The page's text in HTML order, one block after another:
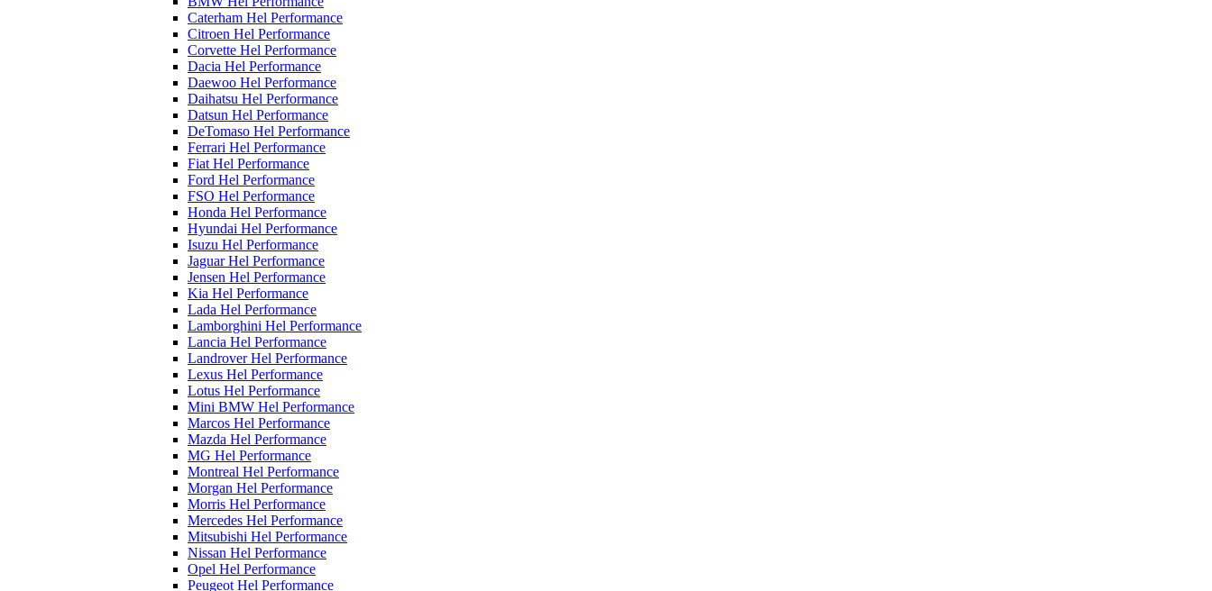
Caterham Hel Performance
Citroen Hel Performance
Corvette Hel Performance
Dacia Hel Performance
Daewoo Hel Performance
Daihatsu Hel Performance
Datsun Hel Performance
DeTomaso Hel Performance
Ferrari Hel Performance
Fiat Hel Performance
Ford Hel Performance
FSO Hel Performance
Honda Hel Performance
Hyundai Hel Performance
Isuzu Hel Performance
Jaguar Hel Performance
Jensen Hel Performance
Kia Hel Performance
Lada Hel Performance
Lamborghini Hel Performance
Lancia Hel Performance
Landrover Hel Performance
Lexus Hel Performance
Lotus Hel Performance
Mini BMW Hel Performance
Marcos Hel Performance
Mazda Hel Performance
MG Hel Performance
Montreal Hel Performance
Morgan Hel Performance
Morris Hel Performance
Mercedes Hel Performance
Mitsubishi Hel Performance
Nissan Hel Performance
Opel Hel Performance
Peugeot Hel Performance